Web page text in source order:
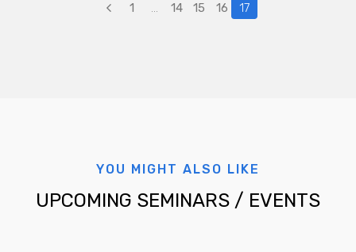
Finite Volume Analysis เพื่อให้เกิด
เนื่องจากช่วยให้เห็นพฤติกรรมการเสีย
ของวัสดุ ความเค้นในแม่พิมพ์ รวมถึง
1 … 14 15 16 17
YOU MIGHT ALSO LIKE
UPCOMING SEMINARS / EVENTS